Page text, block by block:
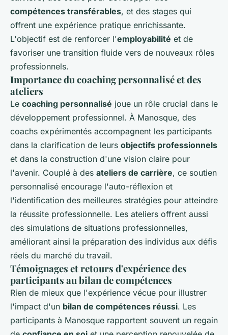
compétences transférables, et des stages qui
offrent une expérience pratique enrichissante.
L'objectif est de renforcer l'employabilité et de
favoriser une transition fluide vers de nouveaux rôles
professionnels.
Importance du coaching personnalisé et des
ateliers
Le coaching personnalisé joue un rôle crucial dans le
développement professionnel. À Manosque, des
coachs expérimentés accompagnent les participants
dans la clarification de leurs objectifs professionnels
et dans la construction d'une vision claire pour
l'avenir. Couplé à des ateliers de carrière, ce soutien
personnalisé encourage l'auto-réflexion et
l'identification des meilleures stratégies pour atteindre
la réussite professionnelle. Les ateliers offrent aussi
des simulations de situations professionnelles,
améliorant ainsi la préparation des individus aux défis
réels du marché du travail.
Témoignages et retours d'expérience des
participants au bilan de compétences
Rien de mieux que l'expérience vécue pour illustrer
l'impact d'un bilan de compétences réussi. Les
participants à Manosque rapportent souvent un regain